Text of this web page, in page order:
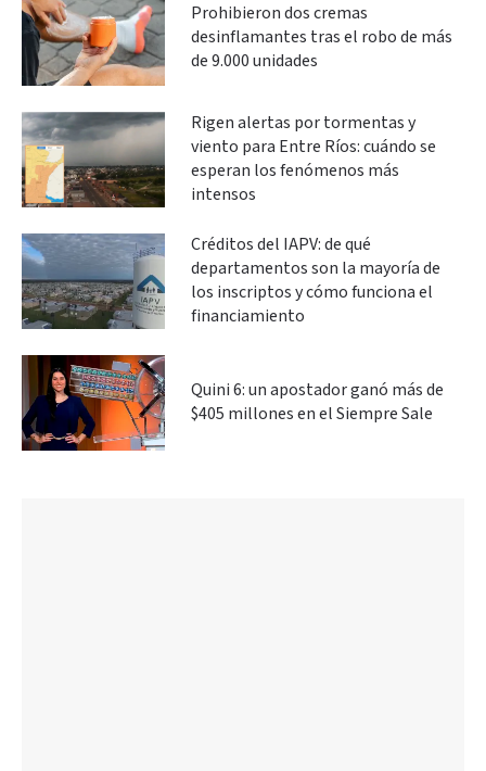
Prohibieron dos cremas
desinflamantes tras el robo de más
de 9.000 unidades
Rigen alertas por tormentas y
viento para Entre Ríos: cuándo se
esperan los fenómenos más
intensos
Créditos del IAPV: de qué
departamentos son la mayoría de
los inscriptos y cómo funciona el
financiamiento
Quini 6: un apostador ganó más de
$405 millones en el Siempre Sale